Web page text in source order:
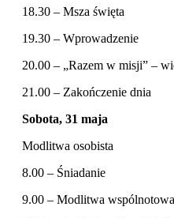
18.30 – Msza święta
19.30 – Wprowadzenie
20.00 – „Razem w misji” –
21.00 – Zakończenie dnia
Sobota, 31 maja
Modlitwa osobista
8.00 – Śniadanie
9.00 – Modlitwa wspólnotowa